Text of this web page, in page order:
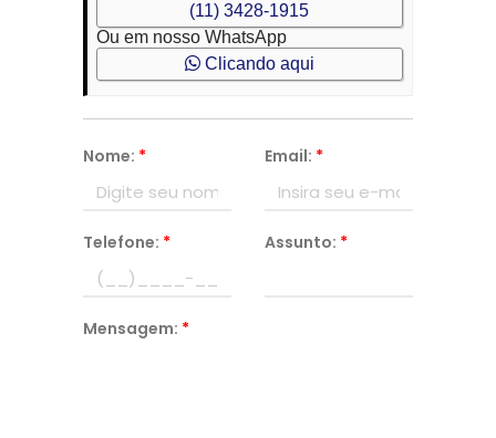
(11) 3428-1915
Ou em nosso WhatsApp
Clicando aqui
Nome: * Email: *
Telefone: * Assunto: *
Mensagem: *